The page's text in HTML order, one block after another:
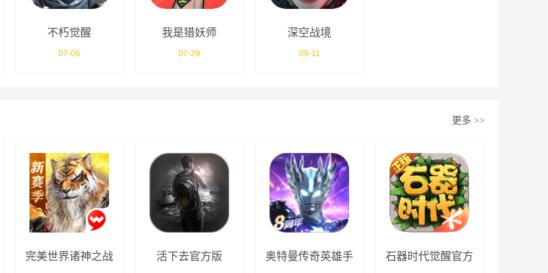
不朽觉醒
07-06
我是猎妖师
07-29
深空战境
09-11
更多 >>
完美世界诸神之战
活下去官方版
奥特曼传奇英雄手
石器时代觉醒官方